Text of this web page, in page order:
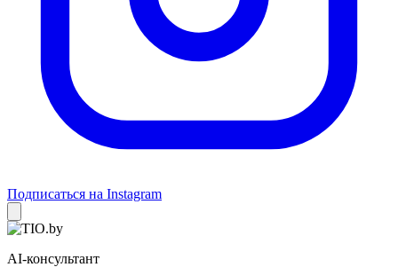
Подписаться на Instagram
AI-консультант